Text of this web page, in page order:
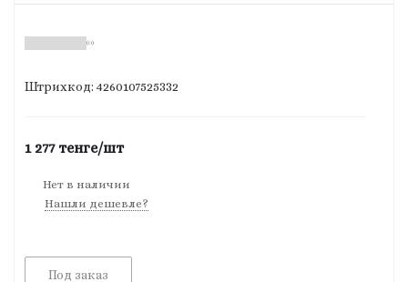
(0)
Штрихкод: 4260107525332
1 277тенге/шт
Нет в наличии
Нашли дешевле?
Под заказ